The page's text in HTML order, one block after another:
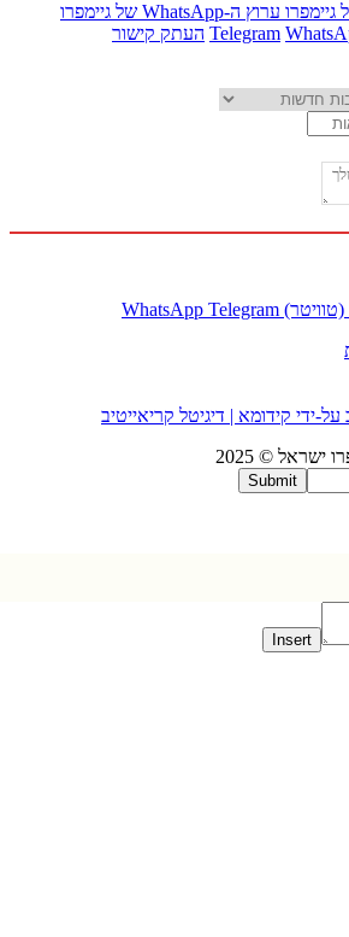
ערוץ ה-WhatsApp של גיימפרו
Telegram העתק קישור
WhatsApp Telegram
קידומא | דיגיטל קריאייטיב
© 2025
Submit
Insert